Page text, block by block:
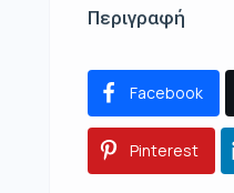
Περιγραφή
Facebook
Pinterest